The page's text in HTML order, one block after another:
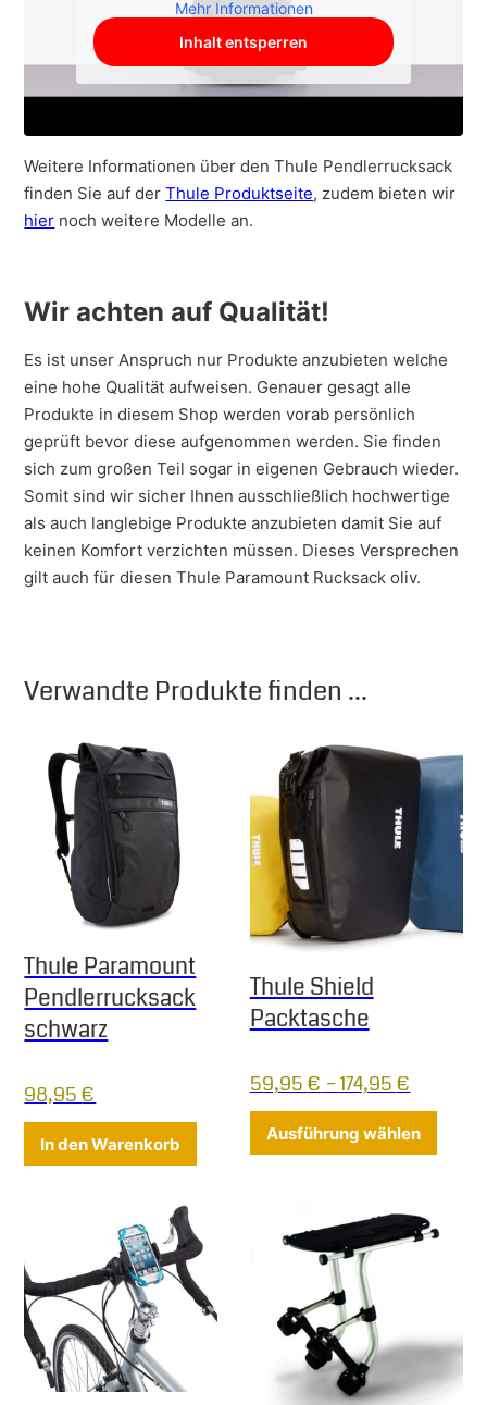
Mehr Informationen
Inhalt entsperren
Weitere Informationen über den Thule Pendlerrucksack
finden Sie auf derThule Produktseite, zudem bieten wir
hier noch weitere Modelle an.
Wir achten auf Qualität!
Es ist unser Anspruch nur Produkte anzubieten welche
eine hohe Qualität aufweisen. Genauer gesagt alle
Produkte in diesem Shop werden vorab persönlich
geprüft bevor diese aufgenommen werden. Sie finden
sich zum großen Teil sogar in eigenen Gebrauch wieder.
Somit sind wir sicher Ihnen ausschließlich hochwertige
als auch langlebige Produkte anzubieten damit Sie auf
keinen Komfort verzichten müssen. Dieses Versprechen
gilt auch für diesen Thule Paramount Rucksack oliv.
Verwandte Produkte finden ...
Thule Paramount
Pendlerrucksack
schwarz
98,95€
In den Warenkorb
Thule Shield
Packtasche
59,95€ –174,95€
Ausführung wählen